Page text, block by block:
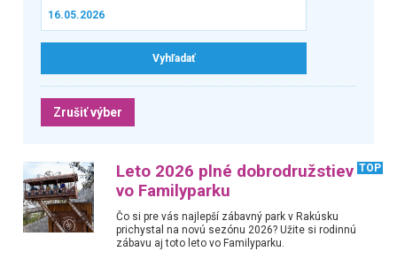
Zrušiť výber
Leto 2026 plné dobrodružstiev
vo Familyparku
TOP
Čo si pre vás najlepší zábavný park v Rakúsku
prichystal na novú sezónu 2026? Užite si rodinnú
zábavu aj toto leto vo Familyparku.